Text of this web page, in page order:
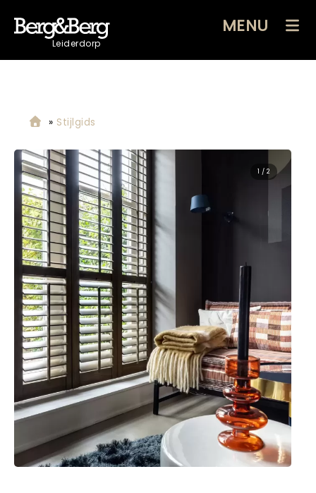
Leiderdorp
MENU
» Stijlgids
2 / 2